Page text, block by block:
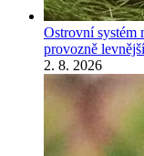
Ostrovní systém
provozně
2. 8. 2026